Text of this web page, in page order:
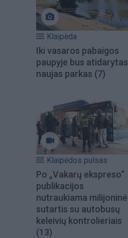
Klaipėda
Iki vasaros pabaigos
paupyje bus atidarytas
naujas parkas (7)
Klaipėdos pulsas
Po „Vakarų ekspreso“
publikacijos
nutraukiama milijoninė
sutartis su autobusų
keleivių kontrolieriais
(13)